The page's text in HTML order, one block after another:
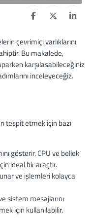
çevrimiçi varlıklarını
Bu makalede,
karşılaşabileceğiniz
inceleyeceğiz.
tespit etmek için bazı
gösterir. CPU ve bellek
ideal bir araçtır.
ve işlemleri kolayca
sistem mesajlarını
için kullanılabilir.